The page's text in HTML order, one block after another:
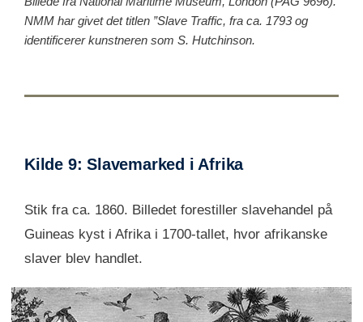
NMM har givet det titlen ”Slave Traffic, fra ca. 1793 og
identificerer kunstneren som S. Hutchinson.
Kilde 9: Slavemarked i Afrika
Stik fra ca. 1860. Billedet forestiller slavehandel på
Guineas kyst i Afrika i 1700-tallet, hvor afrikanske
slaver blev handlet.